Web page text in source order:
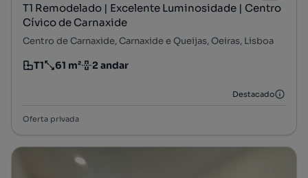
T1 Remodelado | Excelente Luminosidade | Centro
Cívico de Carnaxide
Centro de Carnaxide, Carnaxide e Queijas, Oeiras, Lisboa
Tipologia
T1
Preço por metro quadrado
61 m²
Andar 2 andar
Destacado
Oferta privada